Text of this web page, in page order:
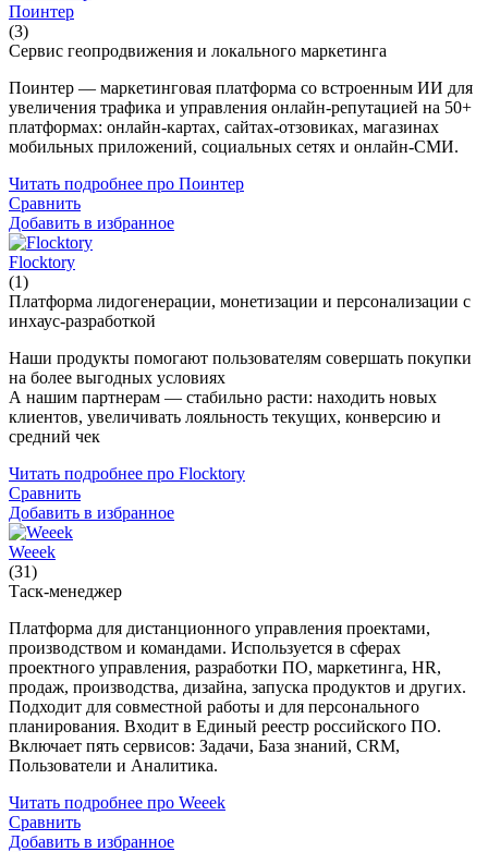
Поинтер
(3)
Сервис геопродвижения и локального маркетинга
Поинтер — маркетинговая платформа со встроенным ИИ для
увеличения трафика и управления онлайн-репутацией на 50+
платформах: онлайн-картах, сайтах-отзовиках, магазинах
мобильных приложений, социальных сетях и онлайн-СМИ.
Читать подробнее про Поинтер
Сравнить
Добавить в избранное
Flocktory
(1)
Платформа лидогенерации, монетизации и персонализации с
инхаус-разработкой
Наши продукты помогают пользователям совершать покупки
на более выгодных условиях
А нашим партнерам — стабильно расти: находить новых
клиентов, увеличивать лояльность текущих, конверсию и
средний чек
Читать подробнее про Flocktory
Сравнить
Добавить в избранное
Weeek
(31)
Таск-менеджер
Платформа для дистанционного управления проектами,
производством и командами. Используется в сферах
проектного управления, разработки ПО, маркетинга, HR,
продаж, производства, дизайна, запуска продуктов и других.
Подходит для совместной работы и для персонального
планирования. Входит в Единый реестр российского ПО.
Включает пять сервисов: Задачи, База знаний, CRM,
Пользователи и Аналитика.
Читать подробнее про Weeek
Сравнить
Добавить в избранное